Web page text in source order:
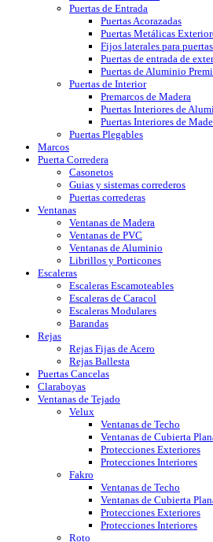
Puertas de Entrada
Puertas Acorazadas
Puertas Metálicas
Fijos laterales para
Puertas de entrada de
Puertas de Aluminio
Puertas de Interior
Premarcos de Madera
Puertas Interiores de
Puertas Interiores de
Puertas Plegables
Marcos
Puerta Corredera
Casonetos
Guias y sistemas correderos
Puertas correderas
Ventanas
Ventanas de Madera
Ventanas de PVC
Ventanas de Aluminio
Librillos y Porticones
Escaleras
Escaleras Escamoteables
Escaleras de Caracol
Escaleras Modulares
Barandas
Rejas
Rejas Fijas de Acero
Rejas Ballesta
Puertas Cancelas
Claraboyas
Ventanas de Tejado
Velux
Ventanas de Techo
Ventanas de Cubierta
Protecciones Exteriores
Protecciones Interiores
Fakro
Ventanas de Techo
Ventanas de Cubierta
Protecciones Exteriores
Protecciones Interiores
Roto